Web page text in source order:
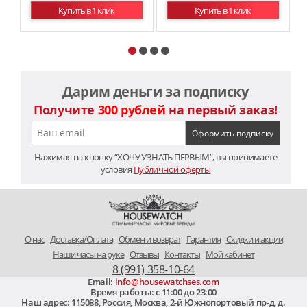
Купить в 1 клик
Купить в 1 клик
Дарим деньги за подписку
Получите 300 рублей на первый заказ!
Нажимая на кнопку “ХОЧУ УЗНАТЬ ПЕРВЫМ”, вы принимаете
условия Публичной оферты
O нас Доставка/Оплата Обмен и возврат Гарантия Скидки и акции
Наши часы на руке Отзывы Контакты Мой кабинет
8 (991) 358-10-64
Email: info@housewatchses.com
Время работы: c 11:00 до 23:00
Наш адрес: 115088, Россия, Москва 2-й Южнопортовый пр-д, д.